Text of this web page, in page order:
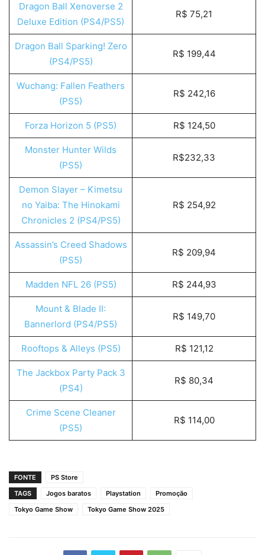
Dragon Ball Xenoverse 2
Deluxe Edition (PS4/PS5)
R$ 75,21
Dragon Ball Sparking! Zero
(PS4/PS5)
R$ 199,44
Wuchang: Fallen Feathers
(PS5)
R$ 242,16
Forza Horizon 5 (PS5) R$ 124,50
Monster Hunter Wilds
(PS5)
R$232,33
Demon Slayer – Kimetsu
no Yaiba: The Hinokami
Chronicles 2 (PS4/PS5)
R$ 254,92
Assassin’s Creed Shadows
(PS5)
R$ 209,94
Madden NFL 26 (PS5) R$ 244,93
Mount & Blade II:
Bannerlord (PS4/PS5)
R$ 149,70
Rooftops & Alleys (PS5) R$ 121,12
The Jackbox Party Pack 3
(PS4)
R$ 80,34
Crime Scene Cleaner
(PS5)
R$ 114,00
FONTE
PS Store
TAGS
Jogos baratos Playstation
Promoção
Tokyo Game Show
Tokyo Game Show 2025